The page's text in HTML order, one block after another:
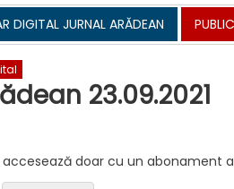
DIGITAL JURNAL ARĂDEAN
23.09.2021
doar cu un abonament